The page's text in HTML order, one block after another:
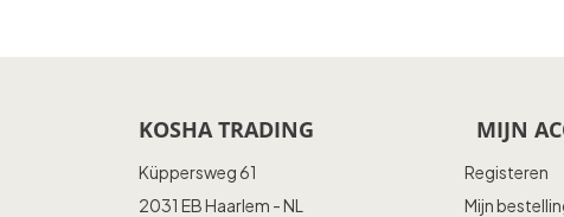
KOSHA TRADING
Küppersweg 61
2031 EB Haarlem - NL
MIJN
Registeren
Mijn